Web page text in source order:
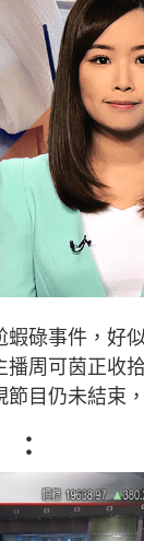
碌事件，好
播周可茵正收
目仍未結束
：